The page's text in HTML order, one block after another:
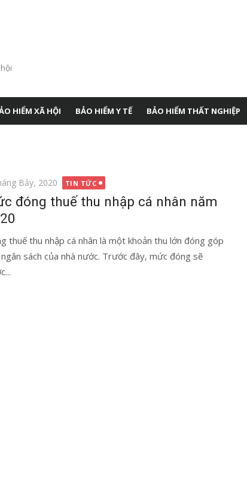
HIỂM XÃ HỘI BẢO HIỂM Y TẾ BẢO HIỂM THẤT NGHIỆP
Bảy, 2020 TIN TỨC
đóng thuế thu nhập cá nhân năm
thuế thu nhập cá nhân là một khoản thu lớn đóng góp
sách của nhà nước. Trước đây, mức đóng sẽ